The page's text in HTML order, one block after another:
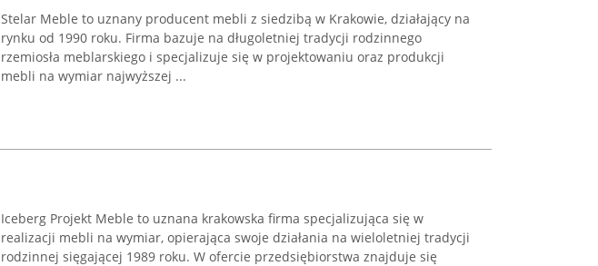
Stelar Meble to uznany producent mebli z siedzibą w Krakowie, działający na
rynku od 1990 roku. Firma bazuje na długoletniej tradycji rodzinnego
rzemiosła meblarskiego i specjalizuje się w projektowaniu oraz produkcji
mebli na wymiar najwyższej ...
Iceberg Projekt Meble to uznana krakowska firma specjalizująca się w
realizacji mebli na wymiar, opierająca swoje działania na wieloletniej tradycji
rodzinnej sięgającej 1989 roku. W ofercie przedsiębiorstwa znajduje się